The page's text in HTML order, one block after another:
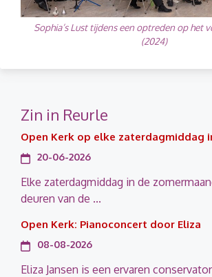
Sophia’s Lust tijdens een optreden op het
(2024)
Zin in Reurle
Open Kerk op elke zaterdagmiddag
20-06-2026
Elke zaterdagmiddag in de
deuren van de ...
Open Kerk: Pianoconcert door Eliza
08-08-2026
Eliza Jansen is een ervaren